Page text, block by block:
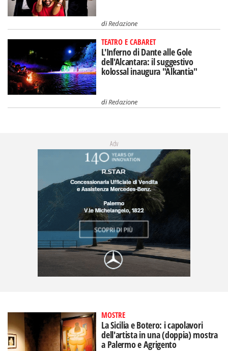
diRedazione
TEATRO E CABARET
L'Inferno di Dante alle Gole
dell'Alcantara: il suggestivo
kolossal inaugura "Alkantia"
diRedazione
Adv
MOSTRE
La Sicilia e Botero: i capolavori
dell'artista in una (doppia) mostra
a Palermo e Agrigento